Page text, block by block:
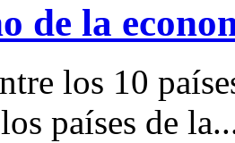
de la
los 10
países de